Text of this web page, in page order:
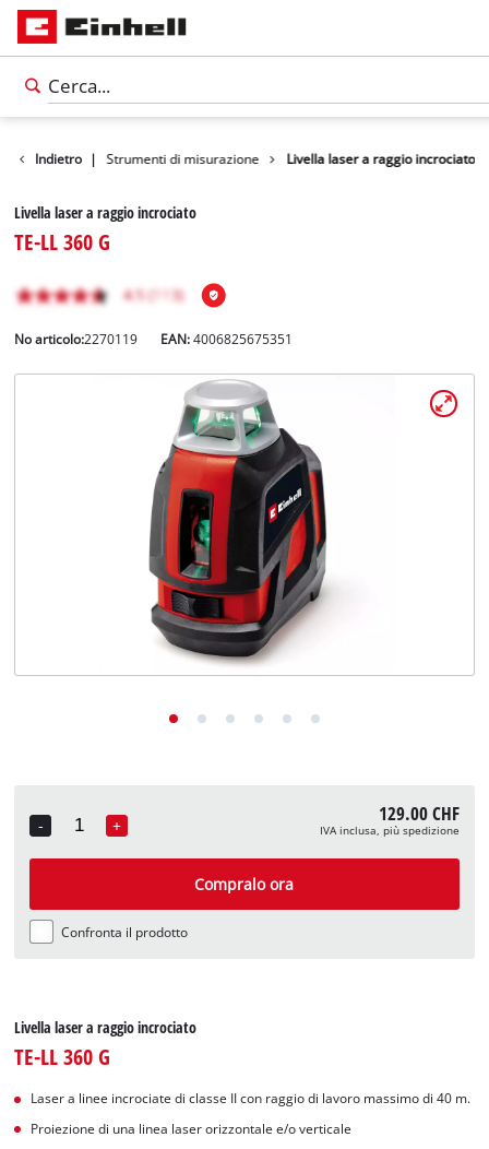
Indietro |
Utensili Strumenti di misurazione Livella laser a raggio incrociato
Livella laser a raggio incrociato
TE-LL 360 G
No articolo:2270119 EAN:4006825675351
-
Quantity
+ 129.00 CHF
IVA inclusa, più spedizione
Compralo ora
Confronta il prodotto
Livella laser a raggio incrociato
TE-LL 360 G
Laser a linee incrociate di classe II con raggio di lavoro massimo di 40 m.
Proiezione di una linea laser orizzontale e/o verticale